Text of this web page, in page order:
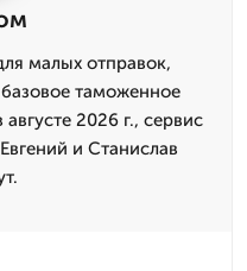
малых отправок,
таможенное
2026 г., сервис
и Станислав